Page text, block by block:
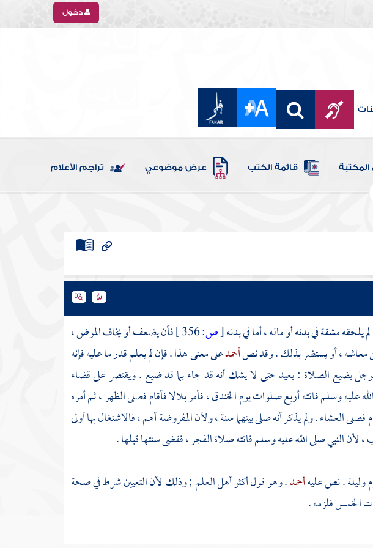
دخول
قائمة الكتب عرض موضوعي تراجم الأعلام
يلحقه مشقة في بدنه أو ماله ، أما في بدنه[ص:356 ]
فأن يضعف أو يخاف المرض ،
معاشه ، أو يستضر بذلك . وقد نصأحمدعلى معنى هذا . فإن لم يعلم قدر ما عليه فإنه
يضيع الصلاة : يعيد حتى لا يشك أنه قد جاء بما قد ضيع . ويقتصر على قضاء
عليه وسلم فاتته أربع صلوات يومالخندق، فأمر بلالا فأقام فصلى الظهر ، ثم أمره
العشاء . ولم يذكر أنه صلى بينهما سنة ، ولأن المفروضة أهم ، فالاشتغال بها أولى
النبي صلى الله عليه وسلم فاتته صلاة الفجر ، فقضى سنتها قبلها .
وليلة . نص عليهأحمد. وهو قول أكثر أهل العلم ; وذلك لأن التعيين شرط في صحة
الخمس فلزمه .